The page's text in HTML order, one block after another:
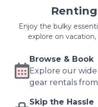
Renting
Enjoy the bulky
explore on
Browse & Book
Explore our wide
gear rentals
Skip the Hassle